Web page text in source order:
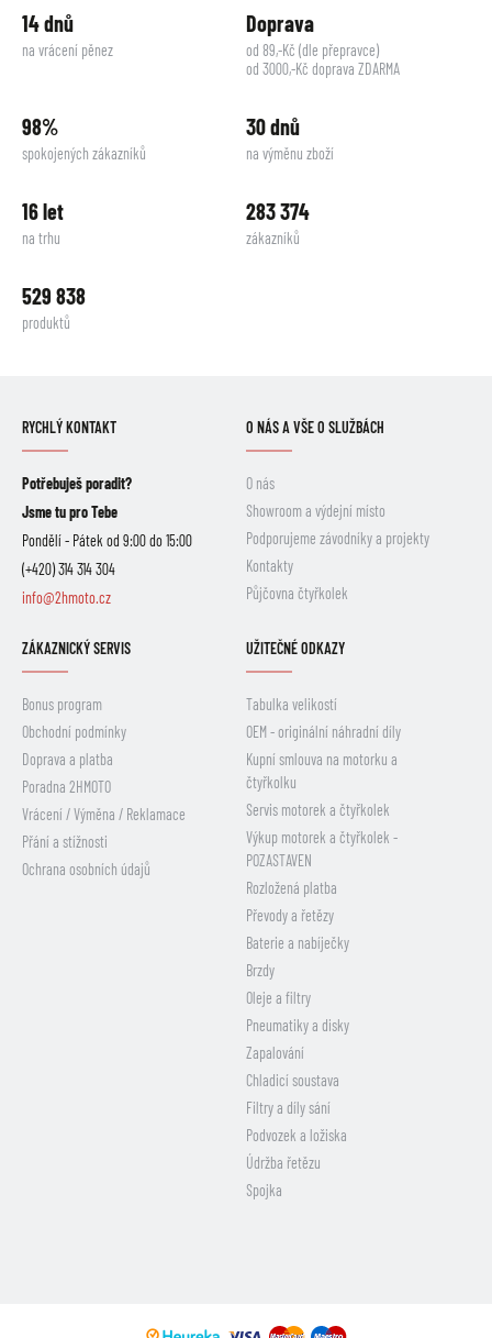
14 dnů
na vrácení pěnez
Doprava
od 89,-Kč (dle přepravce)
od 3000,-Kč doprava ZDARMA
98%
spokojených zákazníků
30 dnů
na výměnu zboží
16 let
na trhu
283 374
zákazníků
529 838
produktů
RYCHLÝ KONTAKT
Potřebuješ poradit?
Jsme tu pro Tebe
Pondělí - Pátek od 9:00 do 15:00
(+420) 314 314 304
info@2hmoto.cz
O NÁS A VŠE O SLUŽBÁCH
O nás
Showroom a výdejní místo
Podporujeme závodníky a projekty
Kontakty
Půjčovna čtyřkolek
ZÁKAZNICKÝ SERVIS
Bonus program
Obchodní podmínky
Doprava a platba
Poradna 2HMOTO
Vrácení / Výměna / Reklamace
Přání a stížnosti
Ochrana osobních údajů
UŽITEČNÉ ODKAZY
Tabulka velikostí
OEM - originální náhradní díly
Kupní smlouva na motorku a
čtyřkolku
Servis motorek a čtyřkolek
Výkup motorek a čtyřkolek -
POZASTAVEN
Rozložená platba
Převody a řetězy
Baterie a nabíječky
Brzdy
Oleje a filtry
Pneumatiky a disky
Zapalování
Chladicí soustava
Filtry a díly sání
Podvozek a ložiska
Údržba řetězu
Spojka